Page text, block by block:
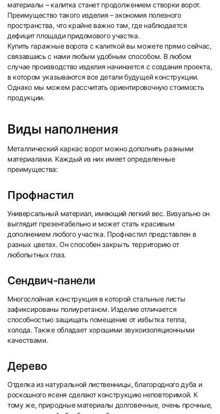
материалы – калитка станет продолжением створки ворот.
Преимущество такого изделия – экономия полезного
пространства, что крайне важно там, где наблюдается
дефицит площади придомового участка.
Купить гаражные ворота с калиткой вы можете прямо сейчас,
связавшись с нами любым удобным способом. В любом
случае производство изделия начинается с создания проекта,
в котором указываются все детали будущей конструкции.
Однако мы можем рассчитать ориентировочную стоимость
продукции.
Виды наполнения
Металлический каркас ворот можно дополнить разными
материалами. Каждый из них имеет определенные
преимущества:
Профнастил
Универсальный материал, имеющий легкий вес. Визуально он
выглядит презентабельно и может стать красивым
дополнением любого участка. Профнастил представлен в
разных цветах. Он способен закрыть территорию от
любопытных глаз.
Сендвич-панели
Многослойная конструкция в которой стальные листы
зафиксированы полиуретаном. Изделие отличается
способностью защищать помещение от избытка тепла,
холода. Также обладает хорошими звукоизоляционными
качествами.
Дерево
Отделка из натуральной лиственницы, благородного дуба и
роскошного ясеня сделают конструкцию неповторимой. К
тому же, природные материалы долговечные, очень прочные,